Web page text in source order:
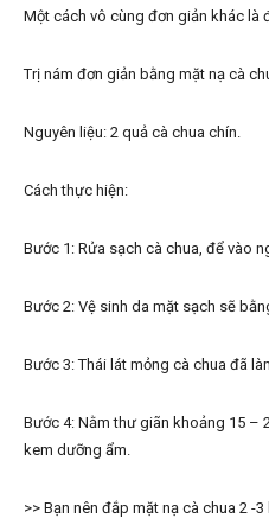
Một cách vô cùng đơn giản khác là
Trị nám đơn giản bằng mặt nạ cà
Nguyên liệu: 2 quả cà chua chín.
Cách thực hiện:
Bước 1: Rửa sạch cà chua, để vào
Bước 2: Vệ sinh da mặt sạch sẽ
Bước 3: Thái lát mỏng cà chua đã
Bước 4: Nằm thư giãn khoảng 15 –
kem dưỡng ẩm.
>> Bạn nên đắp mặt nạ cà chua 2 -